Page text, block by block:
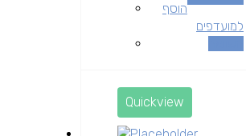
הוסף
למועדפים
Quickview